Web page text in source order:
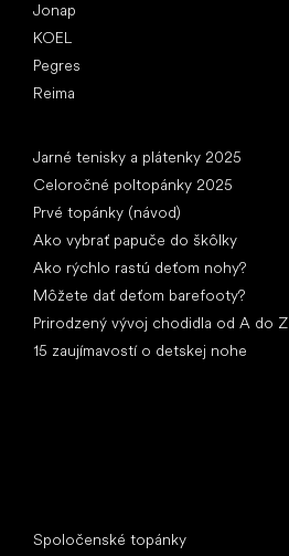
Jonap
KOEL
Pegres
Reima
Jarné tenisky a plátenky 2025
Celoročné poltopánky 2025
Prvé topánky (návod)
Ako vybrať papuče do škôlky
Ako rýchlo rastú deťom nohy?
Môžete dať deťom barefooty?
Prirodzený vývoj chodidla od A do Z
15 zaujímavostí o detskej nohe
Spoločenské topánky